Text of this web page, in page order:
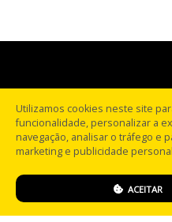
Com mais de
se referência
pneus
Utilizamos cookies neste site
funcionalidade, personalizar a
navegação, analisar o tráfego e
marketing e publicidade
ACEITAR